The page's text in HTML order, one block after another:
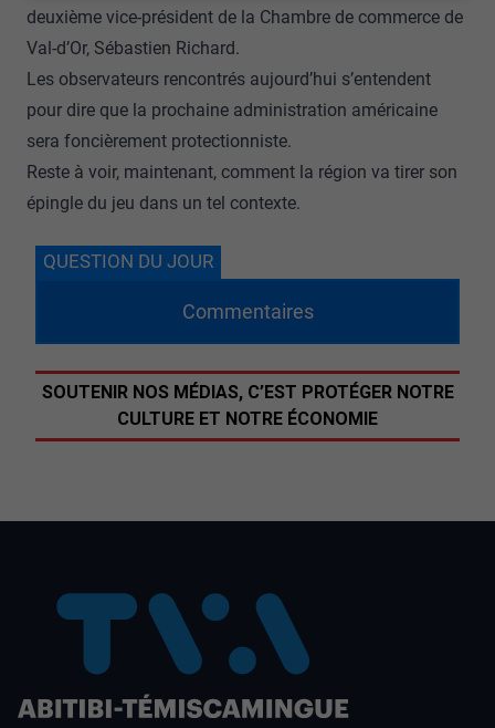
deuxième vice-président de la Chambre de commerce de
Val-d’Or, Sébastien Richard.
Les observateurs rencontrés aujourd’hui s’entendent
pour dire que la prochaine administration américaine
sera foncièrement protectionniste.
Reste à voir, maintenant, comment la région va tirer son
épingle du jeu dans un tel contexte.
QUESTION DU JOUR
Commentaires
SOUTENIR NOS MÉDIAS, C’EST PROTÉGER NOTRE
CULTURE ET NOTRE ÉCONOMIE